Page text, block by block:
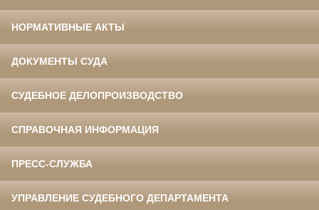
НОРМАТИВНЫЕ АКТЫ
ДОКУМЕНТЫ СУДА
СУДЕБНОЕ ДЕЛОПРОИЗВОДСТВО
СПРАВОЧНАЯ ИНФОРМАЦИЯ
ПРЕСС-СЛУЖБА
УПРАВЛЕНИЕ СУДЕБНОГО ДЕПАРТАМЕНТА